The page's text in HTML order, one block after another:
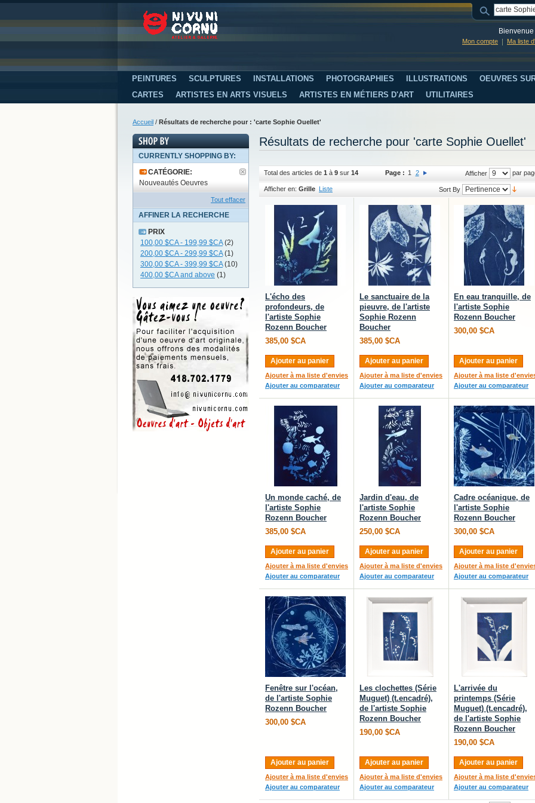
Mon compte Ma liste
PEINTURES SCULPTURES INSTALLATIONS PHOTOGRAPHIES ILLUSTRATIONS
OEUVRES
CARTES
ARTISTES EN ARTS VISUELS ARTISTES EN MÉTIERS D'ART UTILITAIRES
Accueil / Résultats de recherche pour : 'carte Sophie Ouellet'
Résultats de recherche pour 'carte Sophie Ouellet'
Total des articles de 1 à 9 sur 14 Afficher par
Page : 1 2
Afficher en: Grille Liste Sort By
L'écho des
profondeurs, de
l'artiste Sophie
Rozenn Boucher
385,00 $CA
Ajouter au panier
Ajouter à ma liste d'envies
Ajouter au comparateur
Le sanctuaire de la
pieuvre, de l'artiste
Sophie Rozenn
Boucher
385,00 $CA
Ajouter au panier
Ajouter à ma liste d'envies
Ajouter au comparateur
En eau tranquille, de
l'artiste Sophie
Rozenn Boucher
300,00 $CA
Ajouter au panier
Ajouter à ma liste
Ajouter au comparateur
Un monde caché, de
l'artiste Sophie
Rozenn Boucher
385,00 $CA
Ajouter au panier
Ajouter à ma liste d'envies
Ajouter au comparateur
Jardin d'eau, de
l'artiste Sophie
Rozenn Boucher
250,00 $CA
Ajouter au panier
Ajouter à ma liste d'envies
Ajouter au comparateur
Cadre océanique, de
l'artiste Sophie
Rozenn Boucher
300,00 $CA
Ajouter au panier
Ajouter à ma liste
Ajouter au comparateur
Fenêtre sur l'océan,
de l'artiste Sophie
Rozenn Boucher
300,00 $CA
Ajouter au panier
Ajouter à ma liste d'envies
Ajouter au comparateur
Les clochettes (Série
Muguet) (t.encadré),
de l'artiste Sophie
Rozenn Boucher
190,00 $CA
Ajouter au panier
Ajouter à ma liste d'envies
Ajouter au comparateur
L'arrivée du
printemps (Série
Muguet) (t.encadré),
de l'artiste Sophie
Rozenn Boucher
190,00 $CA
Ajouter au panier
Ajouter à ma liste
Ajouter au comparateur
CURRENTLY SHOPPING BY:
CATÉGORIE:
Nouveautés Oeuvres
Tout effacer
AFFINER LA RECHERCHE
PRIX
100,00 $CA- 199,99 $CA(2)
200,00 $CA- 299,99 $CA(1)
300,00 $CA- 399,99 $CA(10)
400,00 $CAand above (1)